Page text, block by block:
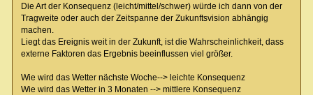
Die Art der Konsequenz (leicht/mittel/schwer) würde ich dann von der
Tragweite oder auch der Zeitspanne der Zukunftsvision abhängig
machen.
Liegt das Ereignis weit in der Zukunft, ist die Wahrscheinlichkeit, dass
externe Faktoren das Ergebnis beeinflussen viel größer.
Wie wird das Wetter nächste Woche--> leichte Konsequenz
Wie wird das Wetter in 3 Monaten --> mittlere Konsequenz